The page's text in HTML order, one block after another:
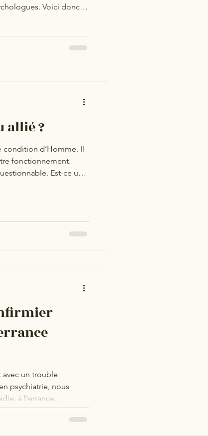
Voici donc
allié ?
condition d’Homme. Il
fonctionnement.
Est-ce un
un trouble
psychiatrie, nous
à l'errance